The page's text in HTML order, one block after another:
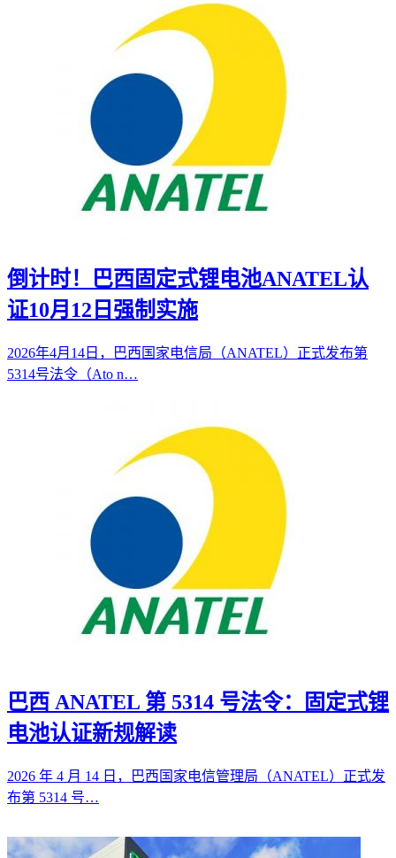
倒计时！巴西固定式锂电池ANATEL认
证10月12日强制实施
2026年4月14日，巴西国家电信局（ANATEL）正式发布第
5314号法令（Ato n…
巴西 ANATEL 第 5314 号法令：固定式锂
电池认证新规解读
2026 年 4 月 14 日，巴西国家电信管理局（ANATEL）正式发
布第 5314 号…